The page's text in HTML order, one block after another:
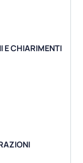
E CHIARIMENTI